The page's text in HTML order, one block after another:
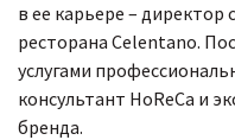
в ее карьере – директор
ресторана Celentano.
услугами
консультант HoReCa и
бренда.